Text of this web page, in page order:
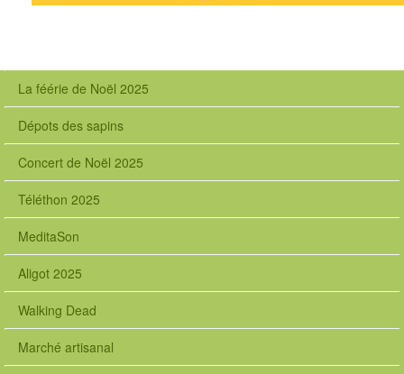
La féérie de Noël 2025
Dépots des sapins
Concert de Noël 2025
Téléthon 2025
MeditaSon
Aligot 2025
Walking Dead
Marché artisanal